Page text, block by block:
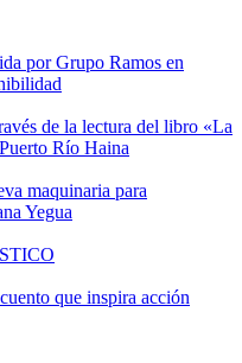
por Grupo Ramos en
de la lectura del libro «La
Río Haina
maquinaria para
Yegua
que inspira acción